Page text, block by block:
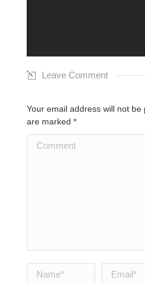
Leave Comment
Your email address will not
are marked *
Comment
Name * Email *